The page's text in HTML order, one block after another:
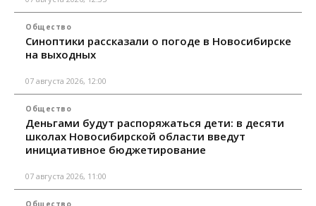
Общество
Синоптики рассказали о погоде в Новосибирске
на выходных
07 августа 2026, 12:00
Общество
Деньгами будут распоряжаться дети: в десяти
школах Новосибирской области введут
инициативное бюджетирование
07 августа 2026, 11:00
Общество